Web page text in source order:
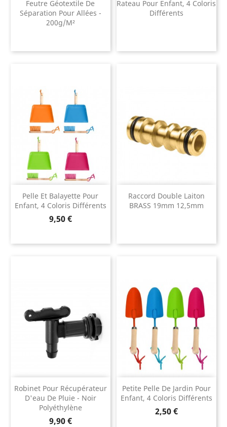
Feutre Géotextile De
Séparation Pour Allées -
200g/m²
Rateau Pour Enfant, 4 Coloris
Différents
Pelle Et Balayette Pour
Enfant, 4 Coloris Différents
Prix
9,50 €
Raccord Double Laiton
BRASS 19mm 12,5mm
Robinet Pour Récupérateur
D'eau De Pluie - Noir
Polyéthylène
Prix
9,90 €
Petite Pelle De Jardin Pour
Enfant, 4 Coloris Différents
Prix
2,50 €